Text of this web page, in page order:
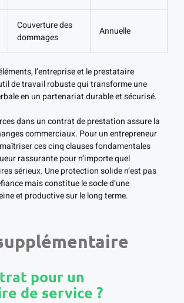
Couverture des
dommages
Annuelle
l’entreprise et le prestataire
de travail robuste qui transforme une
en un partenariat durable et sécurisé.
dans un contrat de prestation assure la
commerciaux. Pour un entrepreneur
ces cinq clauses fondamentales
rassurante pour n’importe quel
sérieux. Une protection solide n’est pas
mais constitue le socle d’une
et productive sur le long terme.
pour un
de service ?